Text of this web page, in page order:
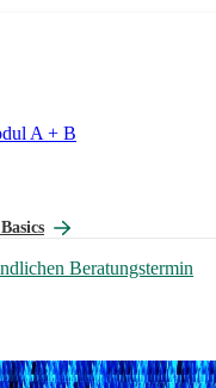
A + B
Beratungstermin